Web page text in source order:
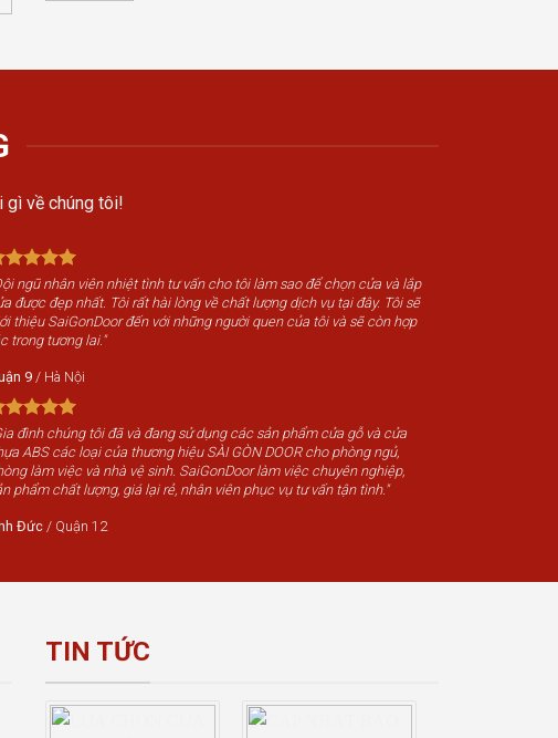
gì về chúng tôi!
ngũ nhân viên nhiệt tình tư vấn cho tôi làm sao để chọn cửa và lắp
được đẹp nhất. Tôi rất hài lòng về chất lượng dịch vụ tại đây. Tôi sẽ
thiệu SaiGonDoor đến với những người quen của tôi và sẽ còn hợp
trong tương lai."
9 / Hà Nội
đình chúng tôi đã và đang sử dụng các sản phẩm cửa gỗ và cửa
ABS các loại của thương hiệu SÀI GÒN DOOR cho phòng ngủ,
làm việc và nhà vệ sinh. SaiGonDoor làm việc chuyên nghiệp,
phẩm chất lượng, giá lại rẻ, nhân viên phục vụ tư vấn tận tình."
Đức / Quận 12
TIN TỨC